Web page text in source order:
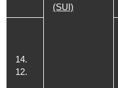
(SUI)
14.
12.